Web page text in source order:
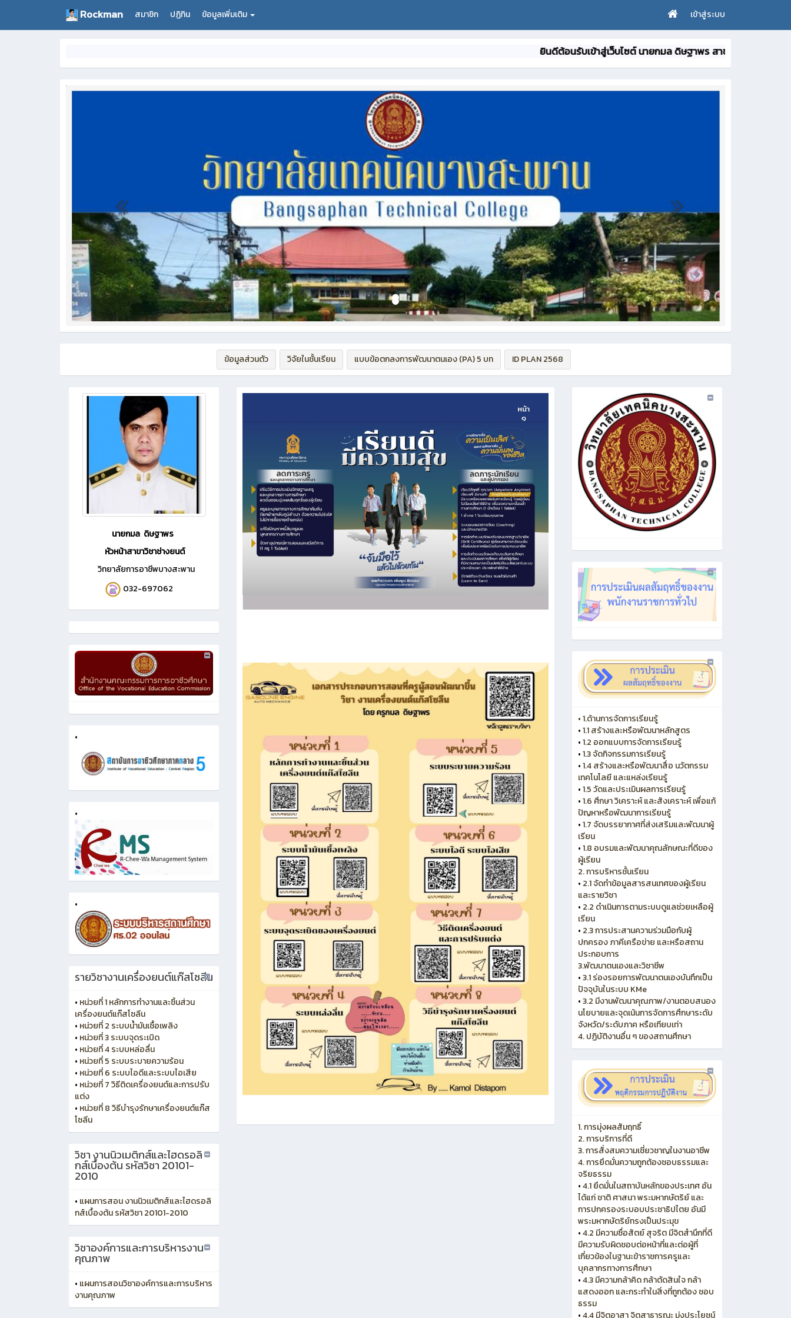
Rockman สมาชิก ปฏิทิน ข้อมูลเพิ่มเติม เข้าสู่ระบบ
ยินดีต้อนรับเข้าสู่เว็บไซต์ นายกมล ดิษฐาพร สาขาวิชาช่างยนต์ วิทยา
ข้อมูลส่วนตัว วิจัยในชั้นเรียน แบบข้อตกลงการพัฒนาตนเอง (PA) 5 บท ID PLAN 2568
นายกมล ดิษฐาพร
หัวหน้าสาขาวิชาช่างยนต์
วิทยาลัยการอาชีพบางสะพาน
032-697062
•
•
•
รายวิชางานเครื่องยนต์แก๊สโซลีน
• หน่วยที่ 1 หลักการทำงานและชิ้นส่วน
เครื่องยนต์แก๊สโซลีน
• หน่วยที่ 2 ระบบน้ำมันเชื้อเพลิง
• หน่วยที่ 3 ระบบจุดระเบิด
• หน่วยที่ 4 ระบบหล่อลื่น
• หน่วยที่ 5 ระบบระบายความร้อน
• หน่วยที่ 6 ระบบไอดีและระบบไอเสีย
• หน่วยที่ 7 วิธีติดเครื่องยนต์และการปรับ
แต่ง
• หน่วยที่ 8 วิธีบำรุงรักษาเครื่องยนต์แก๊ส
โซลีน
วิชา งานนิวเมติกส์และไฮดรอลิ
กส์เบื้องต้น รหัสวิชา 20101-
2010
• แผนการสอน งานนิวเมติกส์และไฮดรอลิ
กส์เบื้องต้น รหัสวิชา 20101-2010
วิชาองค์การและการบริหารงาน
คุณภาพ
• แผนการสอนวิชาองค์การและการบริหาร
งานคุณภาพ
• 1.ด้านการจัดการเรียนรู้
•1.1 สร้างและหรือพัฒนาหลักสูตร
•1.2 ออกแบบการจัดการเรียนรู้
•1.3 จัดกิจกรรมการเรียนรู้
•1.4 สร้างและหรือพัฒนาสื่อ นวัตกรรม
เทคโนโลยี และแหล่งเรียนรู้
•1.5 วัดและประเมินผลการเรียนรู้
•1.6 ศึกษา วิเคราะห์ และสังเคราะห์ เพื่อแก้
ปัญหาหรือพัฒนาการเรียนรู้
•1.7 จัดบรรยากาศที่ส่งเสริมและพัฒนาผู้
เรียน
•1.8 อบรมและพัฒนาคุณลักษณะที่ดีของ
ผู้เรียน
2. การบริหารชั้นเรียน
• 2.1 จัดทำข้อมูลสารสนเทศของผู้เรียน
และรายวิชา
• 2.2 ดำเนินการตามระบบดูแลช่วยเหลือผู้
เรียน
• 2.3 การประสานความร่วมมือกับผู้
ปกครอง ภาคีเครือข่าย และหรือสถาน
ประกอบการ
3.พัฒนาตนเองและวิชาชีพ
•3.1 ร่องรอยการพัฒนาตนเองบันทึกเป็น
ปัจจุบันในระบบ KMe
•3.2 มีงานพัฒนาคุณภาพ/งานตอบสนอง
นโยบายและจุดเน้นการจัดการศึกษาระดับ
จังหวัด/ระดับภาค หรือเทียบเท่า
4. ปฏิบัติงานอื่น ๆ ของสถานศึกษา
1. การมุ่งผลสัมฤทธิ์
2. การบริการที่ดี
3. การสั่งสมความเชี่ยวชาญในงานอาชีพ
4. การยึดมั่นความถูกต้องชอบธรรมและ
จริยธรรม
•4.1 ยึดมั่นในสถาบันหลักของประเทศ อัน
ได้แก่ ชาติ ศาสนา พระมหากษัตริย์ และ
การปกครองระบอบประชาธิปไตย อันมี
พระมหากษัตริย์ทรงเป็นประมุข
•4.2 มีความซื่อสัตย์ สุจริต มีจิตสำนึกที่ดี
มีความรับผิดชอบต่อหน้าที่และต่อผู้ที่
เกี่ยวข้องในฐานะข้าราชการครูและ
บุคลากรทางการศึกษา
•4.3 มีความกล้าคิด กล้าตัดสินใจ กล้า
แสดงออก และกระทำในสิ่งที่ถูกต้อง ชอบ
ธรรม
•4.4 มีจิตอาสา จิตสาธารณะ มุ่งประโยชน์